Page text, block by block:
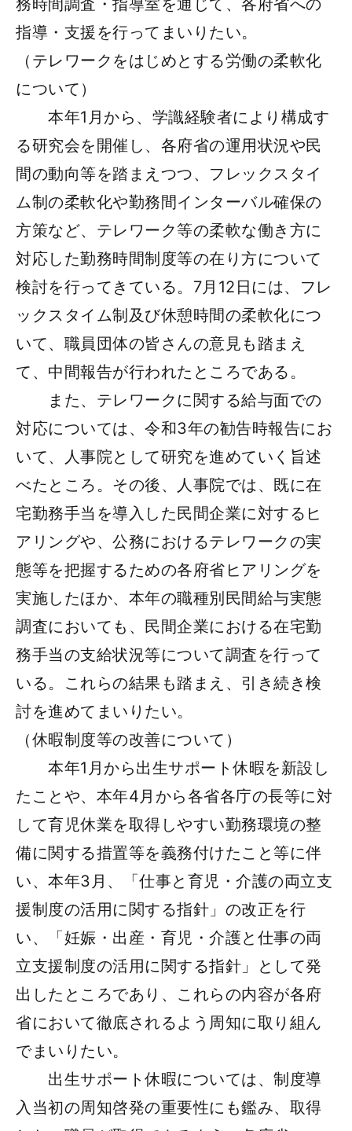
指導・支援を行ってまいりたい。
（テレワークをはじめとする労働の柔軟化
について）
本年1月から、学識経験者により構成す
る研究会を開催し、各府省の運用状況や民
間の動向等を踏まえつつ、フレックスタイ
ム制の柔軟化や勤務間インターバル確保の
方策など、テレワーク等の柔軟な働き方に
対応した勤務時間制度等の在り方について
検討を行ってきている。7月12日には、フレ
ックスタイム制及び休憩時間の柔軟化につ
いて、職員団体の皆さんの意見も踏まえ
て、中間報告が行われたところである。
また、テレワークに関する給与面での
対応については、令和3年の勧告時報告にお
いて、人事院として研究を進めていく旨述
べたところ。その後、人事院では、既に在
宅勤務手当を導入した民間企業に対するヒ
アリングや、公務におけるテレワークの実
態等を把握するための各府省ヒアリングを
実施したほか、本年の職種別民間給与実態
調査においても、民間企業における在宅勤
務手当の支給状況等について調査を行って
いる。これらの結果も踏まえ、引き続き検
討を進めてまいりたい。
（休暇制度等の改善について）
本年1月から出生サポート休暇を新設し
たことや、本年4月から各省各庁の長等に対
して育児休業を取得しやすい勤務環境の整
備に関する措置等を義務付けたこと等に伴
い、本年3月、「仕事と育児・介護の両立支
援制度の活用に関する指針」の改正を行
い、「妊娠・出産・育児・介護と仕事の両
立支援制度の活用に関する指針」として発
出したところであり、これらの内容が各府
省において徹底されるよう周知に取り組ん
でまいりたい。
出生サポート休暇については、制度導
入当初の周知啓発の重要性にも鑑み、取得